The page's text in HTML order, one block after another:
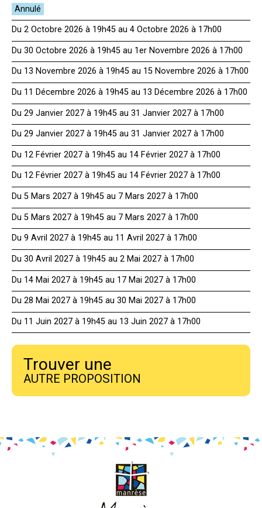
Du 2 Octobre 2026 à 19h45 au 4 Octobre 2026 à 17h00
Du 30 Octobre 2026 à 19h45 au 1er Novembre 2026 à 17h00
Du 13 Novembre 2026 à 19h45 au 15 Novembre 2026 à 17h00
Du 11 Décembre 2026 à 19h45 au 13 Décembre 2026 à 17h00
Du 29 Janvier 2027 à 19h45 au 31 Janvier 2027 à 17h00
Du 29 Janvier 2027 à 19h45 au 31 Janvier 2027 à 17h00
Du 12 Février 2027 à 19h45 au 14 Février 2027 à 17h00
Du 12 Février 2027 à 19h45 au 14 Février 2027 à 17h00
Du 5 Mars 2027 à 19h45 au 7 Mars 2027 à 17h00
Du 5 Mars 2027 à 19h45 au 7 Mars 2027 à 17h00
Du 9 Avril 2027 à 19h45 au 11 Avril 2027 à 17h00
Du 30 Avril 2027 à 19h45 au 2 Mai 2027 à 17h00
Du 14 Mai 2027 à 19h45 au 17 Mai 2027 à 17h00
Du 28 Mai 2027 à 19h45 au 30 Mai 2027 à 17h00
Du 11 Juin 2027 à 19h45 au 13 Juin 2027 à 17h00
Trouver une
AUTRE PROPOSITION